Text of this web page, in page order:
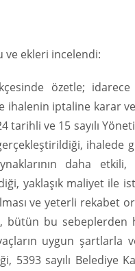
ve ekleri incelendi:
özetle;
ihalenin iptaline karar
tarihli ve 15 sayılı
ihalede
daha
yaklaşık maliyet ile
ve yeterli rekabet
bütün bu
uygun şartlarla
5393 sayılı Belediye